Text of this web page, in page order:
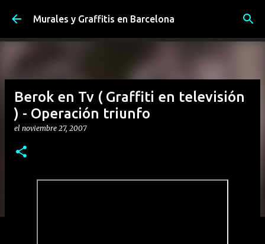
Ir al contenido principal
Murales y Graffitis en Barcelona
Berok en Tv ( Graffiti en televisión
) - Operación triunfo
el noviembre 27, 2007